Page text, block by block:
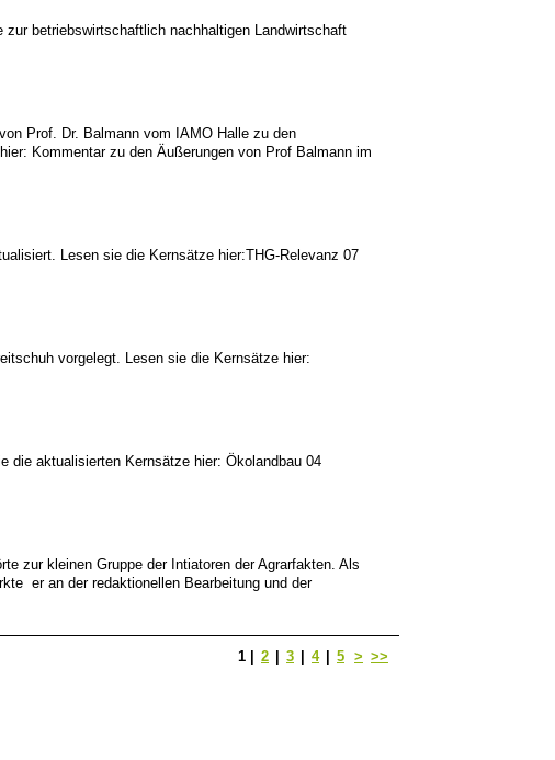
betriebswirtschaftlich nachhaltigen Landwirtschaft
Prof. Dr. Balmann vom IAMO Halle zu den
Kommentar zu den Äußerungen von Prof Balmann im
Lesen sie die Kernsätze hier:THG-Relevanz 07
vorgelegt. Lesen sie die Kernsätze hier:
die aktualisierten Kernsätze hier: Ökolandbau 04
zur kleinen Gruppe der Intiatoren der Agrarfakten. Als
er an der redaktionellen Bearbeitung und der
1 2 3 4 5 > >>